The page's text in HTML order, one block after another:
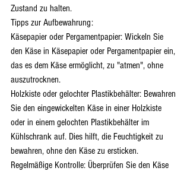
Zustand zu halten.
Tipps zur Aufbewahrung:
Käsepapier oder Pergamentpapier: Wickeln Sie
den Käse in Käsepapier oder Pergamentpapier ein,
das es dem Käse ermöglicht, zu "atmen", ohne
auszutrocknen.
Holzkiste oder gelochter Plastikbehälter: Bewahren
Sie den eingewickelten Käse in einer Holzkiste
oder in einem gelochten Plastikbehälter im
Kühlschrank auf. Dies hilft, die Feuchtigkeit zu
bewahren, ohne den Käse zu ersticken.
Regelmäßige Kontrolle: Überprüfen Sie den Käse